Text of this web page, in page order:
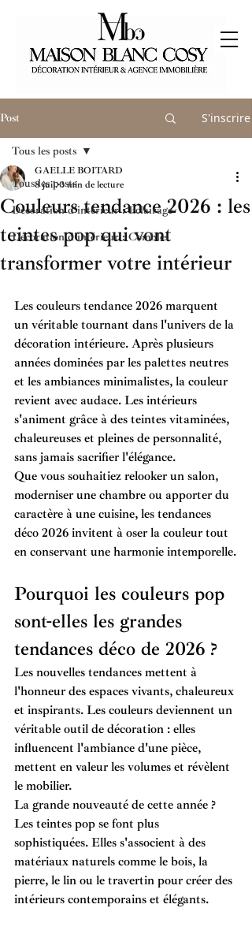
Post S'inscrire
Tous les posts
Décoration d'intérieur : Eclairage
Décoration d'intérieur : Combles
Tous les posts
Couleurs tendance 2026 : les
teintes pop qui vont
transformer votre intérieur
GAELLE BOITARD
8 juil. 3 min de lecture
Les couleurs tendance 2026 marquent
un véritable tournant dans l'univers de la
décoration intérieure. Après plusieurs
années dominées par les palettes neutres
et les ambiances minimalistes, la couleur
revient avec audace. Les intérieurs
s'animent grâce à des teintes vitaminées,
chaleureuses et pleines de personnalité,
sans jamais sacrifier l'élégance.
Que vous souhaitiez relooker un salon,
moderniser une chambre ou apporter du
caractère à une cuisine, les tendances
déco 2026 invitent à oser la couleur tout
en conservant une harmonie intemporelle.
Pourquoi les couleurs pop
sont-elles les grandes
tendances déco de 2026 ?
Les nouvelles tendances mettent à
l'honneur des espaces vivants, chaleureux
et inspirants. Les couleurs deviennent un
véritable outil de décoration : elles
influencent l'ambiance d'une pièce,
mettent en valeur les volumes et révèlent
le mobilier.
La grande nouveauté de cette année ?
Les teintes pop se font plus
sophistiquées. Elles s'associent à des
matériaux naturels comme le bois, la
pierre, le lin ou le travertin pour créer des
intérieurs contemporains et élégants.